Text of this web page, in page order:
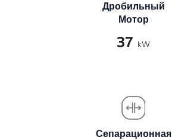
Дробильный
Мотор
37 kW
Сепарационная